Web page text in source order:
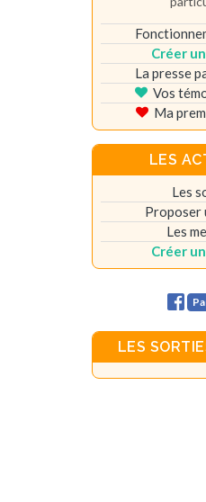
Créer
La presse
Vos
Ma
LES
Les
Proposer
Les
Créer
LES